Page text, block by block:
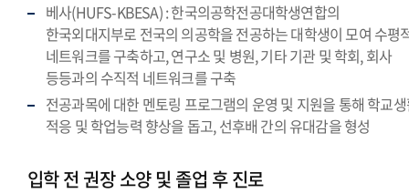
베사(HUFS-KBESA) : 한국의공학전공대학생연합의
한국외대지부로 전국의 의공학을 전공하는 대학생이 모여 수평
네트워크를 구축하고, 연구소 및 병원, 기타 기관 및 학회, 회사
등등과의 수직적 네트워크를 구축
전공과목에 대한 멘토링 프로그램의 운영 및 지원을 통해 학교
적응 및 학업능력 향상을 돕고, 선후배 간의 유대감을 형성
입학 전 권장 소양 및 졸업 후 진로